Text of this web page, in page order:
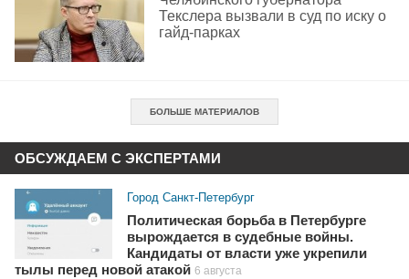
Текслера вызвали в суд по иску о
гайд-парках
БОЛЬШЕ МАТЕРИАЛОВ
ОБСУЖДАЕМ С ЭКСПЕРТАМИ
Город Санкт-Петербург
Политическая борьба в Петербурге
вырождается в судебные войны.
Кандидаты от власти уже укрепили
тылы перед новой атакой 6 августа